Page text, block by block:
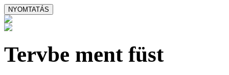
Tervbe ment füst